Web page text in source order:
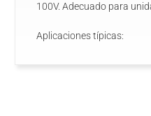
100V. Adecuado para
Aplicaciones típicas: